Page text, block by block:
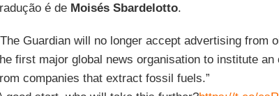
é de Moisés Sbardelotto.
Guardian will no longer accept advertising from
first major global news organisation to institute
companies that extract fossil fuels.”